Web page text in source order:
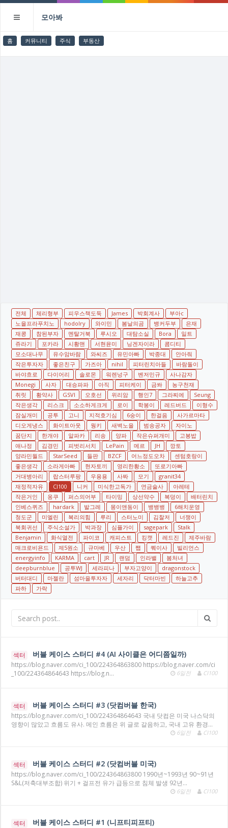
모아봐
홈 커뮤니티 주식 부동산
전체 체리형부 피우스책도둑 James 박회계사
부아c
노을프라푸치노
hodolry 와이민 봄날의곰 뱅커두부
은재
재콩
참된부자 멘탈거북 루시오 대탐소실 Bora
일트
쥬라기
포카라 시황맨 서현윤미 닝겐자이라
콤디티
모소대나무
유수암바람 와씨즈 유민아빠 박종대
안아줘
작은투자자
좋은친구 가즈아 nihil 피터린치아들
바람돌이
바야흐로
다이어리 솔로몬 워렌넝구 벤저민규
사나감자
Monegi
사자 대승파파 아직 피터케이 금쏴
농구천재
취릿
황약사 GSVI 오호선 위리암 행인7 그라찌에
Seung
작은생각
리스크 소소하게크게 로이 학봉이 레드버드
이형수
잠실개미
공투 고니 지적호기심 6숭이 한걸음
사가르마타
디오게냉스
화이트아웃 웡키 새벽노을 범송공자
자이노
꿈단지
한개야 알파카 리송 양파 작은슈퍼개미
고봉밥
애나정
김경민 피벗리서치 LePain 메르 JH
깡토
양라민월드
StarSeed 들판 BZCF 어느정도오차
센텀호랑이
좋은생각
소라게아빠 현자토끼 영리한황소
또로기아빠
거대병아리
랍스터루팡 우용용 사짜 모기
granit34
재정적자유
CI100 니커 미식한고독가 연금술사
아레테
작은거인
옹쿠 퍼스의어부 타이밍 상선약수 복덩이
배터린치
인베스퀴즈
hardark 발그레 몽이앤동이 뱅뱅뱅
6해치운영
청도군
미엘린 복리의힘 루리 스터노미 김찰저
너쟁이
북회귀선
주식소설가 박과장 심플가이 sagepark
Stalk
Benjamin
화식열전 파이코 캐피스트 킹캣 레드진
제주바람
매크로비욘드
제5원소 규마베 우산 쨉 퀘이사
빌리언스
energyinfo
KARMA cart JR 랜덤 인라밸
봄처녀
deepburnblue
공투WJ 세라피나 부자고양이
dragonstock
버터대디
마젤란 섬마을투자자 세자리 닥터마빈
하늘고추
파하
가락
섹터 버블 케이스 스터디 #4 (AI 사이클은 어디쯤일까)
https://blog.naver.com/ci_100/224364863800 https://blog.naver.com/ci
_100/224364864643 https://blog.n…
6일전 CI100
섹터 버블 케이스 스터디 #3 (닷컴버블 한국)
https://blog.naver.com/ci_100/224364864643 국내 닷컴은 미국 나스닥의
영향이 많았고 흐름도 유사. 메인 흐름은 위 글로 갈음하고, 국내 고유 환경…
6일전 CI100
섹터 버블 케이스 스터디 #2 (닷컴버블 미국)
https://blog.naver.com/ci_100/224364863800 1990년~1993년 90~91년
S&L(저축대부조합) 위기 + 걸프전 유가 급등으로 침체 발생 92년…
6일전 CI100
섹터 버블 케이스 스터디 #1 (니프티피프티)